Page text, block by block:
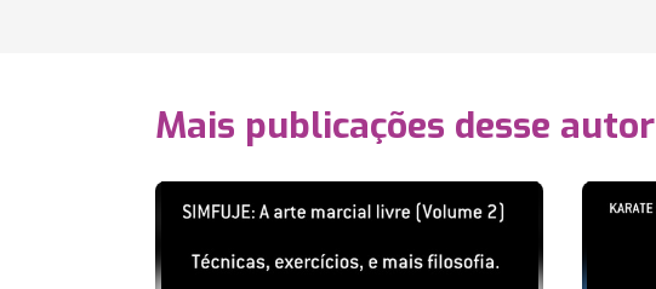
Mais publicações desse autor